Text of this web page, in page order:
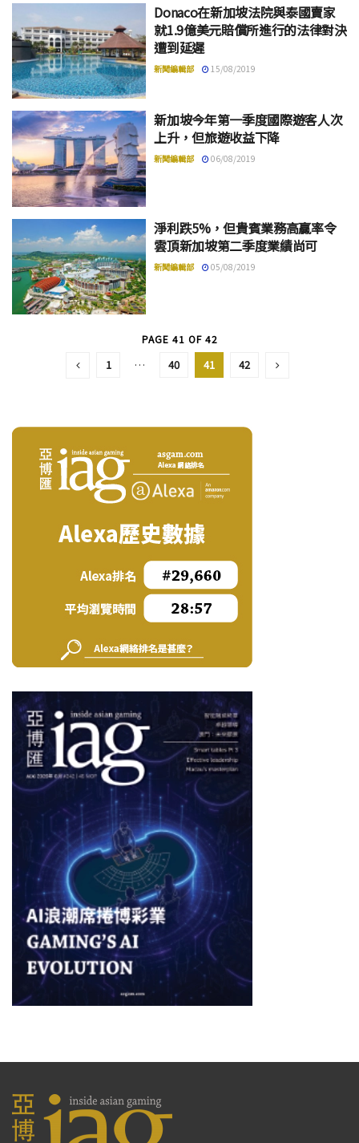
Donaco在新加坡法院與泰國賣家
就1.9億美元賠償所進行的法律對決
遭到延遲
新聞編輯部 15/08/2019
新加坡今年第一季度國際遊客人次
上升，但旅遊收益下降
新聞編輯部 06/08/2019
淨利跌5%，但貴賓業務高贏率令
雲頂新加坡第二季度業績尚可
新聞編輯部 05/08/2019
PAGE 41 OF 42
1 … 40 41 42